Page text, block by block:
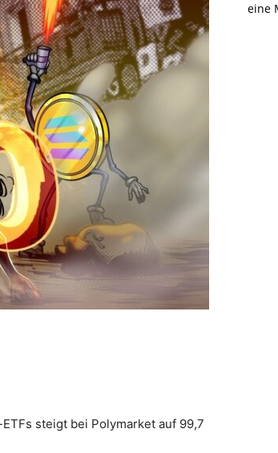
steigt bei Polymarket auf 99,7
eine